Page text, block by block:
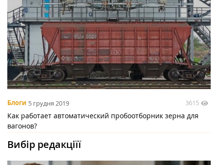
Блоги 5 грудня 2019 3615
Как работает автоматический пробоотборник зерна для
вагонов?
Вибір редакціїї